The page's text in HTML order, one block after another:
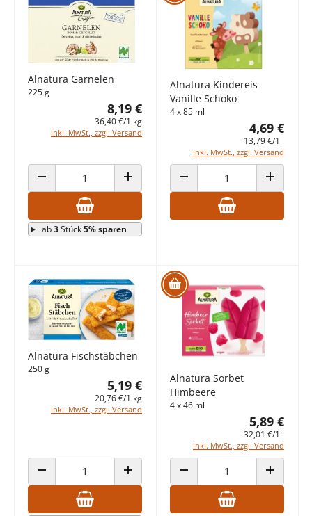
Alnatura Garnelen
225 g
8,19 €
36,40 €/1 kg
inkl. MwSt., zzgl. Versand
ANZAHL VERRINGERN ANZAHL ERHÖHEN
ab3Stück5% sparen
Alnatura Kindereis
Vanille Schoko
4 x 85 ml
4,69 €
13,79 €/1 l
inkl. MwSt., zzgl. Versand
ANZAHL VERRINGERN ANZAHL
Alnatura Fischstäbchen
250 g
5,19 €
20,76 €/1 kg
inkl. MwSt., zzgl. Versand
ANZAHL VERRINGERN ANZAHL ERHÖHEN
Alnatura Sorbet
Himbeere
4 x 46 ml
5,89 €
32,01 €/1 l
inkl. MwSt., zzgl. Versand
ANZAHL VERRINGERN ANZAHL